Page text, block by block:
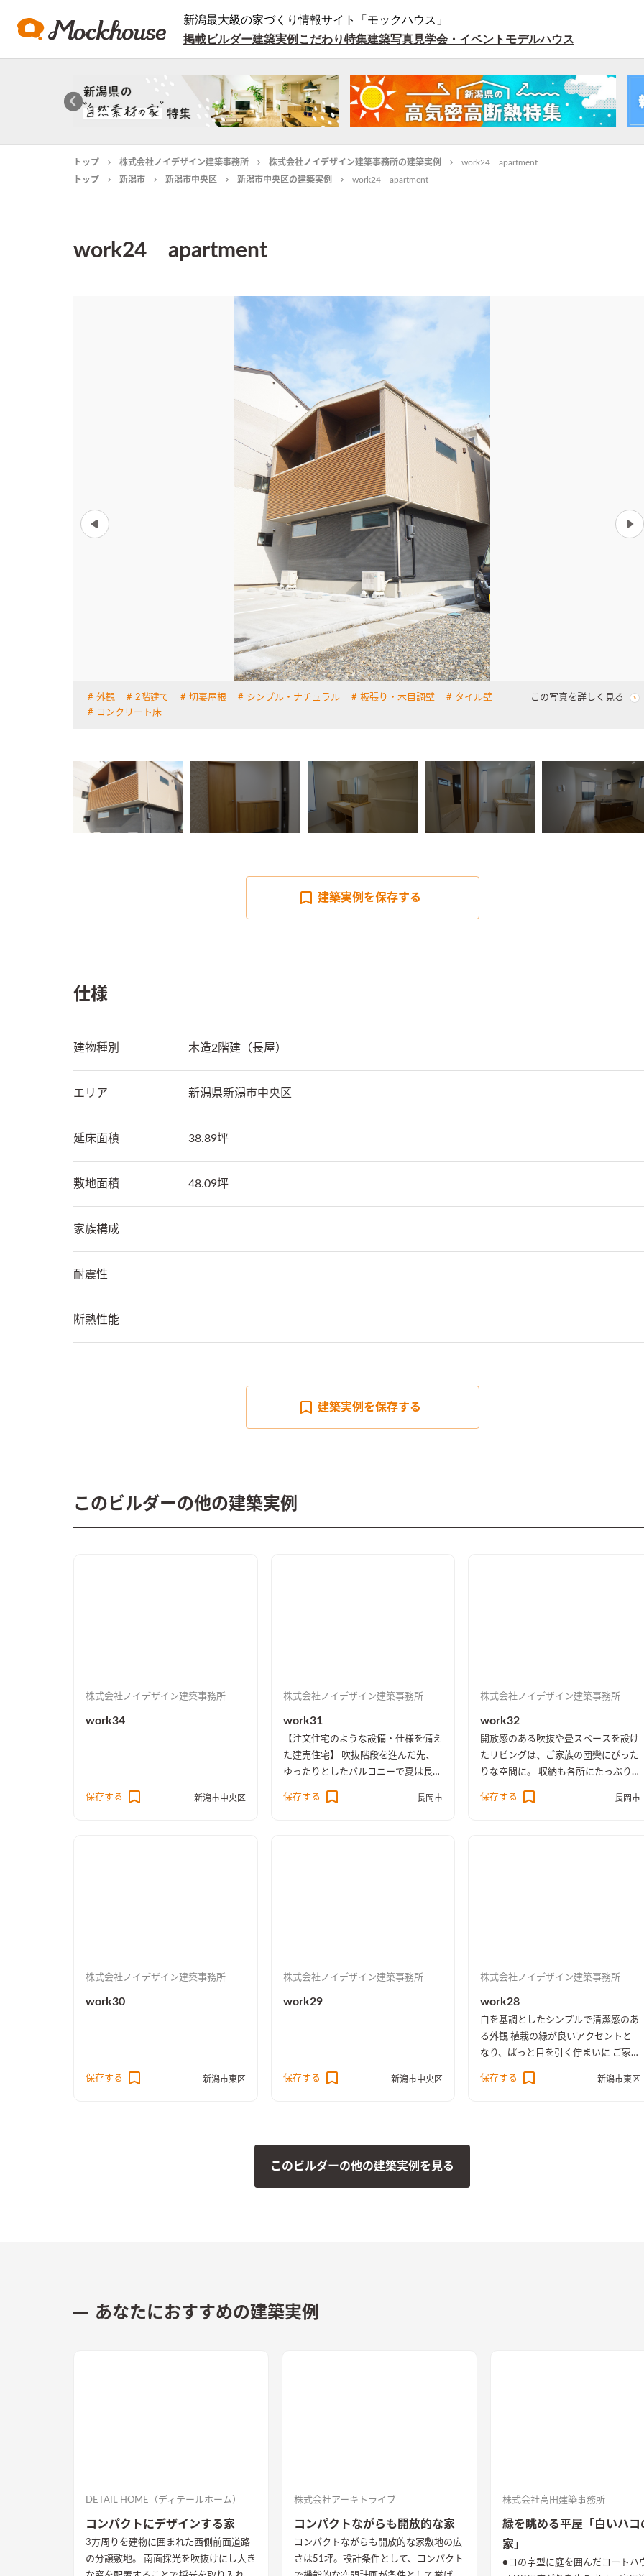
新潟最大級の家づくり情報サイト「モックハウス」
掲載ビルダー建築実例 こだわり特集建築写真見学会・イベント モデルハウス
トップ 株式会社ノイデザイン建築事務所 株式会社ノイデザイン建築事務所の建築実例
work24 apartment
トップ
新潟市 新潟市中央区 新潟市中央区の建築実例 work24 apartment
work24 apartment
外観 2階建て 切妻屋根 シンプル・ナチュラル 板張り・木目調壁
タイル壁
コンクリート床
この写真を詳しく見る
建築実例を保存する
仕様
建物種別 木造2階建（長屋）
エリア 新潟県新潟市中央区
延床面積 38.89坪
敷地面積 48.09坪
家族構成
耐震性
断熱性能
建築実例を保存する
このビルダーの他の建築実例
株式会社ノイデザイン建築事務所
work34
保存する 新潟市中央区
株式会社ノイデザイン建築事務所
work31
【注文住宅のような設備・仕様を備え
た建売住宅】 吹抜階段を進んだ先、
ゆったりとしたバルコニーで夏は長岡
花火を楽しめます。 コンパクトなリ
ビングも開放的な吹抜により明るさも
保存する 長岡市
株式会社ノイデザイン建築事務所
work32
開放感のある吹抜や畳スペースを設け
たリビングは、ご家族の団欒にぴった
りな空間に。 収納も各所にたっぷり
設け、お子様の成長に伴いお荷物が増
えても安心な仕様です。 ［spec：長
保存する 長岡市
株式会社ノイデザイン建築事務所
work30
保存する 新潟市東区
株式会社ノイデザイン建築事務所
work29
保存する 新潟市中央区
株式会社ノイデザイン建築事務所
work28
白を基調としたシンプルで清潔感のあ
る外観 植栽の緑が良いアクセントと
なり、ぱっと目を引く佇まいに ご家
コンパクトながらも勾配天井にするこ
保存する 新潟市東区
このビルダーの他の建築実例を見る
あなたにおすすめの建築実例
DETAIL HOME（ディテールホーム）
コンパクトにデザインする家
3方周りを建物に囲まれた西側前面道路
の分譲敷地。 南面採光を吹抜けにし大き
株式会社アーキトライブ
コンパクトながらも開放的な家
コンパクトながらも開放的な家敷地の広
さは51坪。設計条件として、コンパクト
株式会社高田建築事務所
緑を眺める平屋「白いハコ
家」
●コの字型に庭を囲んだコートハ